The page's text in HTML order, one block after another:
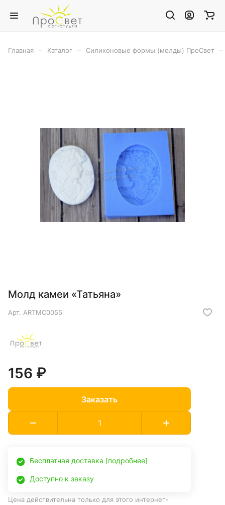
Главная Каталог Силиконовые формы (молды) ПроСвет
Молд камеи «Татьяна»
Арт. ARTMC0055
156 ₽
Заказать
Бесплатная доставка [подробнее]
Доступно к заказу
Цена действительна только для этого интернет-